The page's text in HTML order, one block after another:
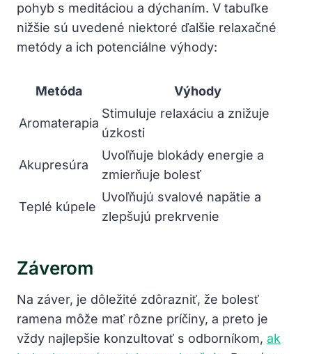
pohyb s meditáciou a dýchaním. V tabuľke
nižšie sú uvedené niektoré ďalšie relaxačné
metódy a ich potenciálne výhody:
Metóda Výhody
Aromaterapia
Stimuluje relaxáciu a znižuje
úzkosti
Akupresúra
Uvoľňuje blokády energie a
zmierňuje bolesť
Teplé kúpele
Uvoľňujú svalové napätie a
zlepšujú prekrvenie
Záverom
Na záver, je dôležité zdôrazniť, že bolesť
ramena môže mať rôzne príčiny, a preto je
vždy najlepšie konzultovať s odborníkom, ak